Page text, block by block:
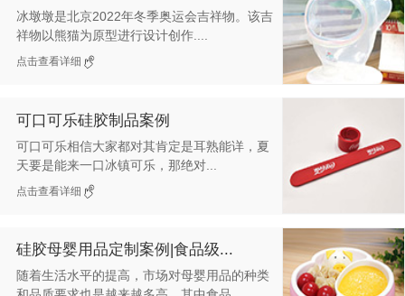
冰墩墩是北京2022年冬季奥运会吉祥物。该吉
祥物以熊猫为原型进行设计创作....
点击查看详细
可口可乐硅胶制品案例
可口可乐相信大家都对其肯定是耳熟能详，夏
天要是能来一口冰镇可乐，那绝对...
点击查看详细
硅胶母婴用品定制案例|食品级...
随着生活水平的提高，市场对母婴用品的种类